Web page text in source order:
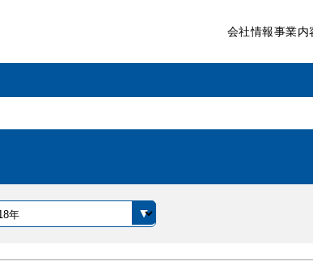
会社情報事業内